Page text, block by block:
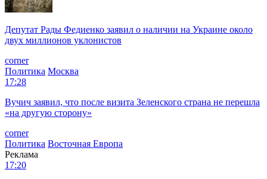
Депутат Рады Федиенко заявил о наличии на Украине около
двух миллионов уклонистов
corner
Политика Москва
17:28
Вучич заявил, что после визита Зеленского страна не перешла
«на другую сторону»
corner
Политика Восточная Европа
Реклама
17:20